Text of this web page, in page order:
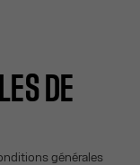
DE
générales